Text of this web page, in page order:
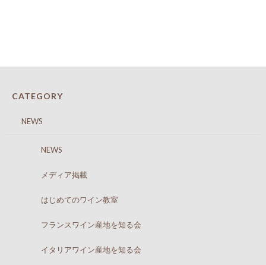
CATEGORY
NEWS
NEWS
メディア掲載
はじめてのワイン教室
フランスワイン産地を知る会
イタリアワイン産地を知る会